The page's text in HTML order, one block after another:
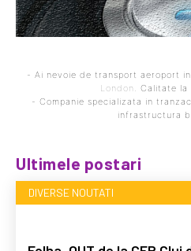
- Ai nevoie de transport aeroport
London
. Calitate
- Companie specializata in
infrastructura
Ultimele postari
DIVERSE NOUTATI